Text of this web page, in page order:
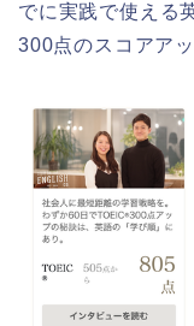
でに実践で使える
300点のスコアア